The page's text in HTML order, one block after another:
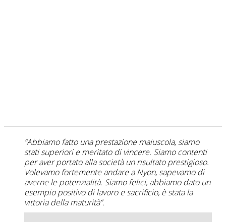
“Abbiamo fatto una prestazione maiuscola, siamo
stati superiori e meritato di vincere. Siamo contenti
per aver portato alla società un risultato prestigioso.
Volevamo fortemente andare a Nyon, sapevamo di
averne le potenzialità. Siamo felici, abbiamo dato un
esempio positivo di lavoro e sacrificio, è stata la
vittoria della maturità”.